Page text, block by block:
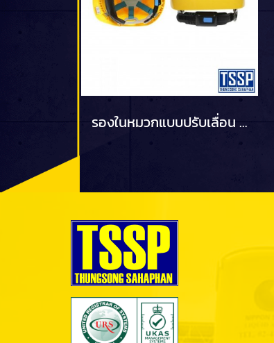
รองในหมวกแบบปรับเลื่อน PANGOGARD